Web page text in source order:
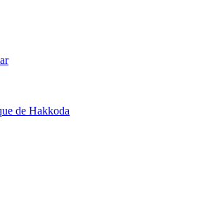
de Hakkoda